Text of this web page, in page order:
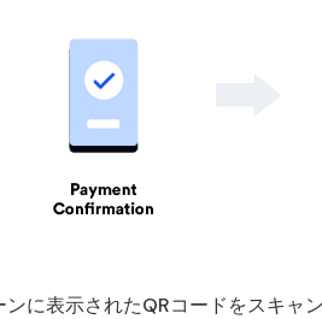
に表示されたQRコードをスキャ